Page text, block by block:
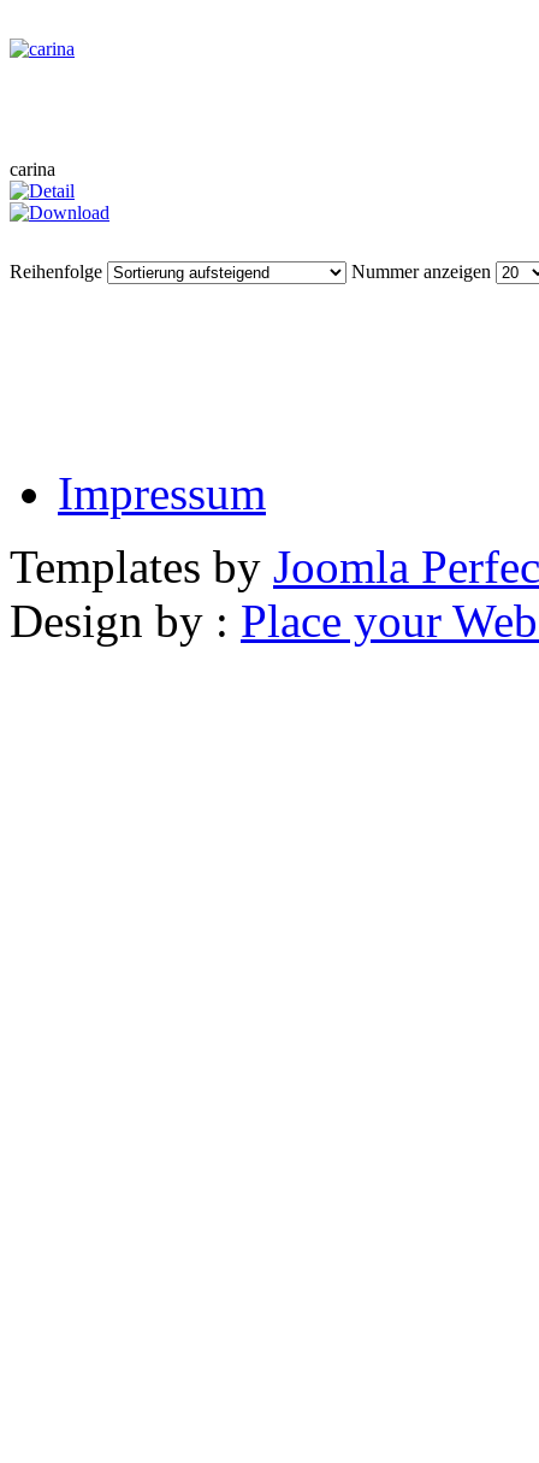
carina
Reihenfolge Nummer anzeigen
Impressum
Templates by Joomla
Design by : Place your